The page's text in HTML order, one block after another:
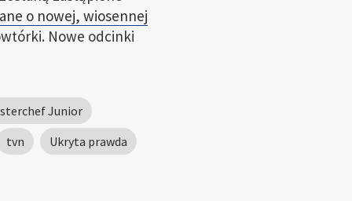
o nowej, wiosennej
Nowe odcinki
Junior
tvn
Ukryta prawda